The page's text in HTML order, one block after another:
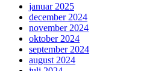
januar 2025
december 2024
november 2024
oktober 2024
september 2024
august 2024